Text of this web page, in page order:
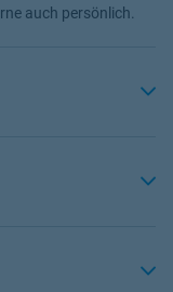
auch persönlich.